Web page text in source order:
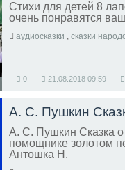
Стихи для детей 8
очень понравятся
аудиосказки , сказки
0 21.08.2018 09:59
А. С. Пушкин
А. С. Пушкин Сказка о
помощнике золотом
Антошка Н.